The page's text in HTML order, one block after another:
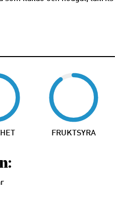
FRUKTSYRA